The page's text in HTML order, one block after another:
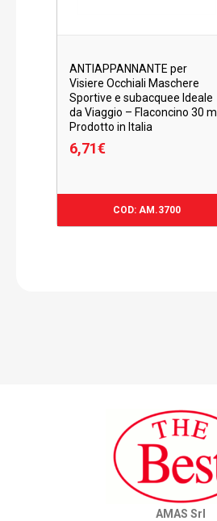
ANTIAPPANNANTE per
Visiere Occhiali Maschere
Sportive e subacquee Ideale
da Viaggio – Flaconcino 30 ml
Prodotto in Italia
6,71€
COD: AM.3700
AMAS Srl